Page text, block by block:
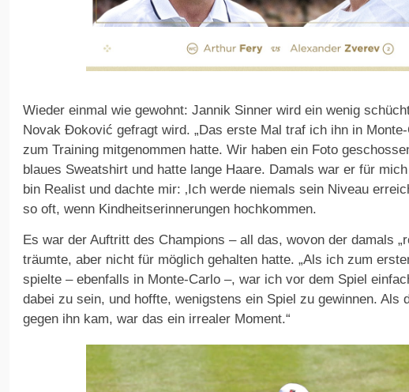
Wieder einmal wie gewohnt: Jannik Sinner wird ein wenig
Novak Đoković gefragt wird. „Das erste Mal traf ich ihn in
zum Training mitgenommen hatte. Wir haben ein Foto
blaues Sweatshirt und hatte lange Haare. Damals war er für
bin Realist und dachte mir: ‚Ich werde niemals sein Niveau
so oft, wenn Kindheitserinnerungen hochkommen.
Es war der Auftritt des Champions – all das, wovon der damals
träumte, aber nicht für möglich gehalten hatte. „Als ich zum
spielte – ebenfalls in Monte-Carlo –, war ich vor dem Spiel
dabei zu sein, und hoffte, wenigstens ein Spiel zu gewinnen. Als
gegen ihn kam, war das ein irrealer Moment.“